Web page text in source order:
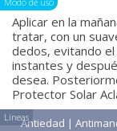
Aplicar en la
tratar, con un
dedos, evitando
instantes y
desea.
Protector Solar
LíneasAntiedad |